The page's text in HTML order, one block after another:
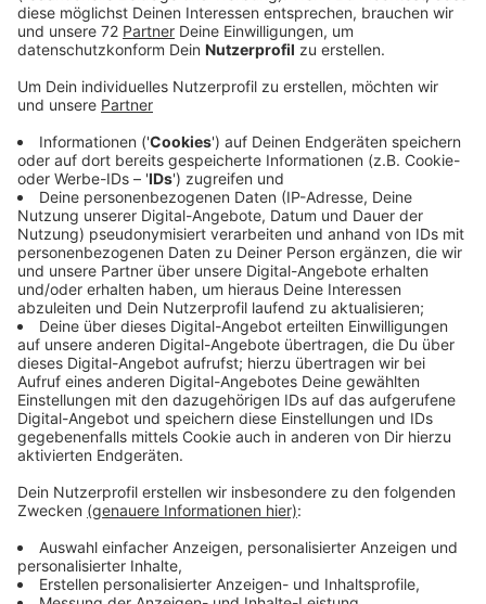
Veröffentlicht:Mittwoch, 27.03.2019 16:45
Anzeige
In Osnabrück startet am Samstag die neue
Elektrobus-Linie M1 zwischen den Stadtteilen
Düstrup und Haste. Nach Angaben der Stadtwerke ist
sie mit 13 Kilometern die längste rein elektrisch
betriebene Buslinie Deutschlands. Offizielle
Inbetriebnahme war gestern am frühen Nachmittag.
Wenn alles klapp wie geplant, schaffen die
Stadtwerke Osnabrück bis 2022 60 E-Busse für die
Haupt-Linien an und stellen bis 2025 auch die kleineren
Linien um, aus Umweltgründen. Eine E-Bus-Linie gibt es
seit 2015 auch in Münster - die Linie 14. Sie führt vom
Zoo durch die Innenstadt (über Domplatz und
Prinzipalmarkt) bis ins Mauritz-Viertel und ist knapp 12
Kilometer lang. In Münster gibt es Pläne, bis 2030
nach und nach die gesamte Bus-Flotte auf Elektro-
Antrieb umzustellen.